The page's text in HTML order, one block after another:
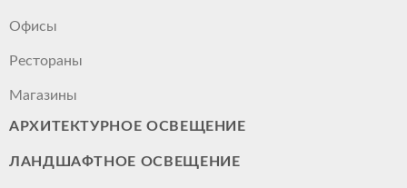
Офисы
Рестораны
Магазины
АРХИТЕКТУРНОЕ ОСВЕЩЕНИЕ
ЛАНДШАФТНОЕ ОСВЕЩЕНИЕ